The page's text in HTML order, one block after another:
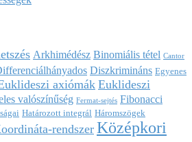
Arkhimédész Binomiális tétel Cantor
Diszkrimináns Egyenes
axiómák Euklideszi
valószínűség Fermat-sejtés Fibonacci
Határozott integrál Háromszögek
rendszer Középkori